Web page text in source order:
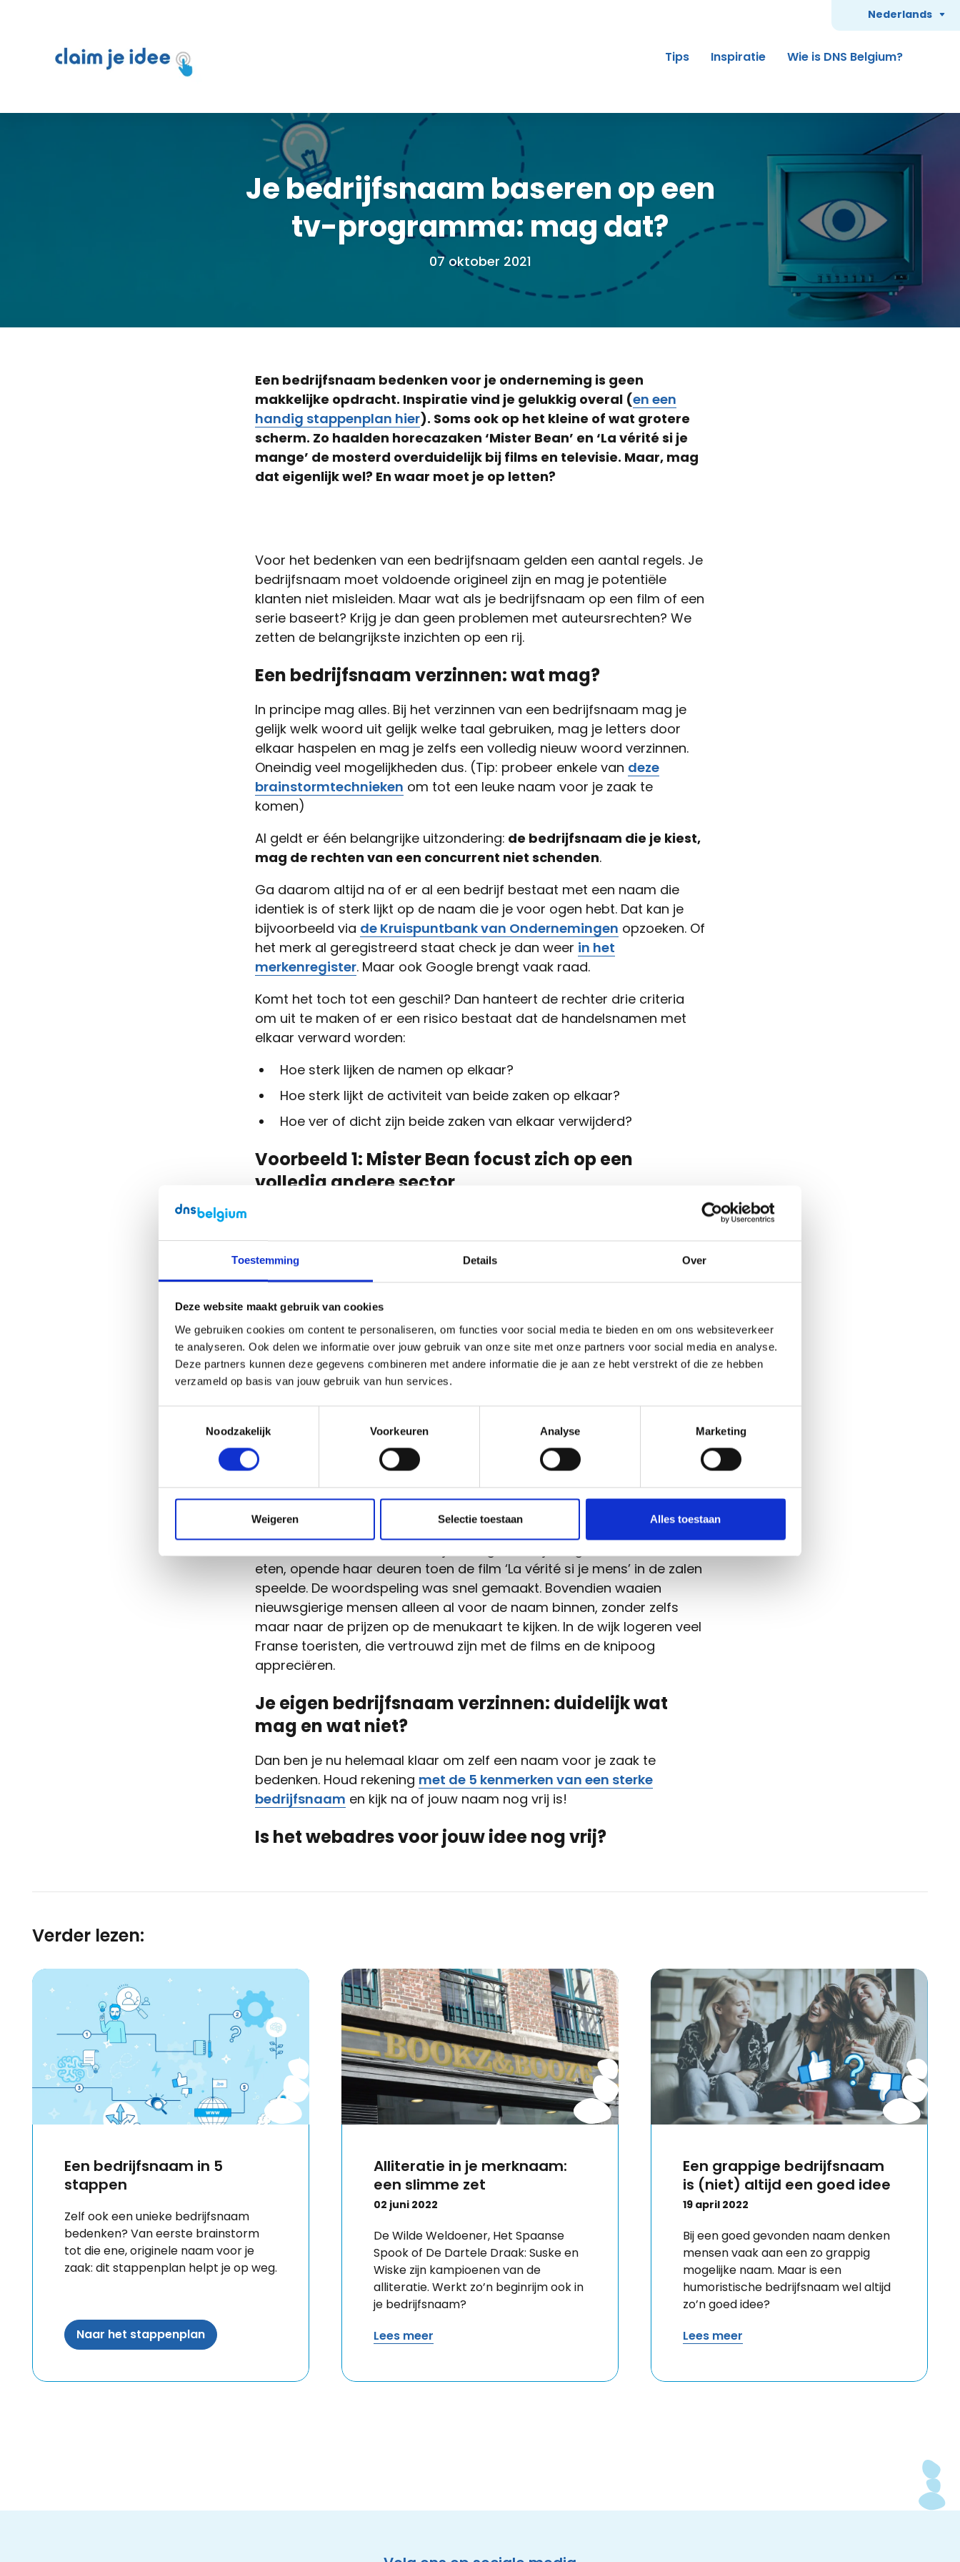
Toestemming Details Over
Deze website maakt gebruik van cookies
We gebruiken cookies om content te personaliseren, om functies voor social media te bieden en om ons websiteverkeer
te analyseren. Ook delen we informatie over jouw gebruik van onze site met onze partners voor social media en analyse.
Deze partners kunnen deze gegevens combineren met andere informatie die je aan ze hebt verstrekt of die ze hebben
verzameld op basis van jouw gebruik van hun services.
Noodzakelijk
Voorkeuren Analyse Marketing
Weigeren Selectie toestaan Alles toestaan
Tips Inspiratie Wie is DNS Belgium?
Nederlands
Je bedrijfsnaam baseren op een
tv-programma: mag dat?
07 oktober 2021
Een bedrijfsnaam bedenken voor je onderneming is geen
makkelijke opdracht. Inspiratie vind je gelukkig overal (en een
handig stappenplan hier). Soms ook op het kleine of wat grotere
scherm. Zo haalden horecazaken ‘Mister Bean’ en ‘La vérité si je
mange’ de mosterd overduidelijk bij films en televisie. Maar, mag
dat eigenlijk wel? En waar moet je op letten?
Voor het bedenken van een bedrijfsnaam gelden een aantal regels. Je
bedrijfsnaam moet voldoende origineel zijn en mag je potentiële
klanten niet misleiden. Maar wat als je bedrijfsnaam op een film of een
serie baseert? Krijg je dan geen problemen met auteursrechten? We
zetten de belangrijkste inzichten op een rij.
Een bedrijfsnaam verzinnen: wat mag?
In principe mag alles. Bij het verzinnen van een bedrijfsnaam mag je
gelijk welk woord uit gelijk welke taal gebruiken, mag je letters door
elkaar haspelen en mag je zelfs een volledig nieuw woord verzinnen.
Oneindig veel mogelijkheden dus. (Tip: probeer enkele van deze
brainstormtechnieken om tot een leuke naam voor je zaak te
komen)
Al geldt er één belangrijke uitzondering: de bedrijfsnaam die je kiest,
mag de rechten van een concurrent niet schenden.
Ga daarom altijd na of er al een bedrijf bestaat met een naam die
identiek is of sterk lijkt op de naam die je voor ogen hebt. Dat kan je
bijvoorbeeld via de Kruispuntbank van Ondernemingen opzoeken. Of
het merk al geregistreerd staat check je dan weer in het
merkenregister. Maar ook Google brengt vaak raad.
Komt het toch tot een geschil? Dan hanteert de rechter drie criteria
om uit te maken of er een risico bestaat dat de handelsnamen met
elkaar verward worden:
Hoe sterk lijken de namen op elkaar?
Hoe sterk lijkt de activiteit van beide zaken op elkaar?
Hoe ver of dicht zijn beide zaken van elkaar verwijderd?
Voorbeeld 1: Mister Bean focust zich op een
volledig andere sector
Leuven. Niet het stuntelige typetje van televisie, wel de gelijknamige
koffiebar. Een verwijzing naar bonen past perfect bij een koffiebar.
Soms vragen klanten zich af of de naam Mister Bean wel mag
gebruikt worden. Dat kan dus prima, zolang de zaak op een compleet
andere sector focust en niets doet met bijvoorbeeld comedy. Thomas
Vreriks heeft dat meteen gecheckt en de .be-domeinnaam
geregistreerd.
Lees hier hoe ook jijmakkelijk en snel een domeinnaam kiest en
registreert
Voorbeeld 2: Bij La vérité si je mange is de knipoog
voldoende duidelijk
eten, opende haar deuren toen de film ‘La vérité si je mens’ in de zalen
speelde. De woordspeling was snel gemaakt. Bovendien waaien
nieuwsgierige mensen alleen al voor de naam binnen, zonder zelfs
maar naar de prijzen op de menukaart te kijken. In de wijk logeren veel
Franse toeristen, die vertrouwd zijn met de films en de knipoog
appreciëren.
Je eigen bedrijfsnaam verzinnen: duidelijk wat
mag en wat niet?
Dan ben je nu helemaal klaar om zelf een naam voor je zaak te
bedenken. Houd rekening met de 5 kenmerken van een sterke
bedrijfsnaam en kijk na of jouw naam nog vrij is!
Is het webadres voor jouw idee nog vrij?
Verder lezen:
Een bedrijfsnaam in 5
stappen
Zelf ook een unieke bedrijfsnaam
bedenken? Van eerste brainstorm
tot die ene, originele naam voor je
zaak: dit stappenplan helpt je op weg.
Naar het stappenplan
Alliteratie in je merknaam:
een slimme zet
02 juni 2022
De Wilde Weldoener, Het Spaanse
Spook of De Dartele Draak: Suske en
Wiske zijn kampioenen van de
alliteratie. Werkt zo’n beginrijm ook in
je bedrijfsnaam?
Lees meer
Een grappige bedrijfsnaam
is (niet) altijd een goed idee
19 april 2022
Bij een goed gevonden naam denken
mensen vaak aan een zo grappig
mogelijke naam. Maar is een
humoristische bedrijfsnaam wel altijd
zo’n goed idee?
Lees meer